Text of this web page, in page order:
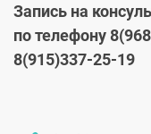
Запись на
по телефону
8(915)337-25-19